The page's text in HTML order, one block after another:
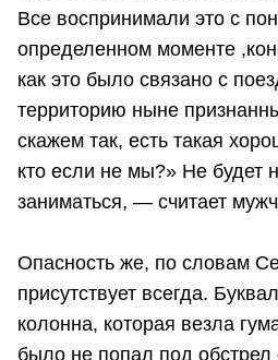
Все воспринимали это с
определенном моменте
как это было связано с
территорию ныне
скажем так, есть такая
кто если не мы?» Не будет
заниматься, — считает
Опасность же, по словам
присутствует всегда.
колонна, которая везла
было не попал под обстрел